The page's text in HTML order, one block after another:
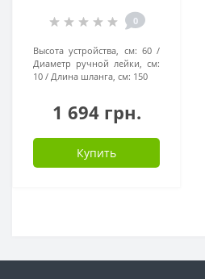
0
Высота устройства, см: 60
Диаметр ручной лейки, см:
10
Длина шланга, см: 150
1 694 грн.
Купить